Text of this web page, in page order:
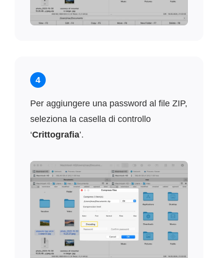
4
Per aggiungere una password al file ZIP,
seleziona la casella di controllo
‘Crittografia’.